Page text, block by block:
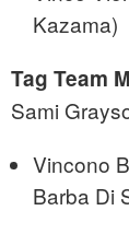
Kazama)
Tag Team
Sami
Vincono
Barba Di